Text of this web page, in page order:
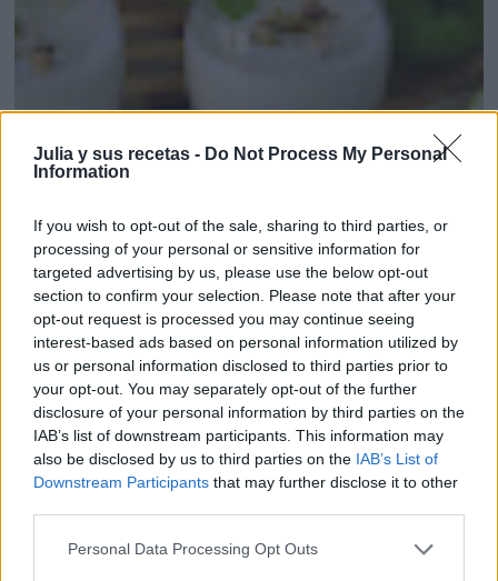
Julia y sus recetas - Do Not Process My Personal
Information
If you wish to opt-out of the sale, sharing to third parties, or
processing of your personal or sensitive information for
targeted advertising by us, please use the below opt-out
section to confirm your selection. Please note that after your
opt-out request is processed you may continue seeing
interest-based ads based on personal information utilized by
us or personal information disclosed to third parties prior to
your opt-out. You may separately opt-out of the further
disclosure of your personal information by third parties on the
IAB’s list of downstream participants. This information may
also be disclosed by us to third parties on the IAB’s List of
Downstream Participants that may further disclose it to other
Personal Data Processing Opt Outs
MOUSSE DE MANZANA VERDE